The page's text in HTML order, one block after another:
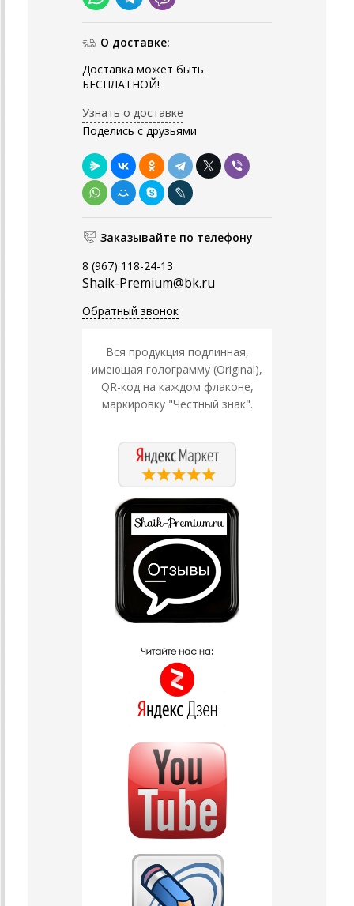
О доставке:
Доставка может быть
БЕСПЛАТНОЙ!
Узнать о доставке
Поделись с друзьями
Заказывайте по телефону
8 (967) 118-24-13
Shaik-Premium@bk.ru
Обратный звонок
Вся продукция подлинная,
имеющая голограмму (Original),
QR-код на каждом флаконе,
маркировку "Честный знак".